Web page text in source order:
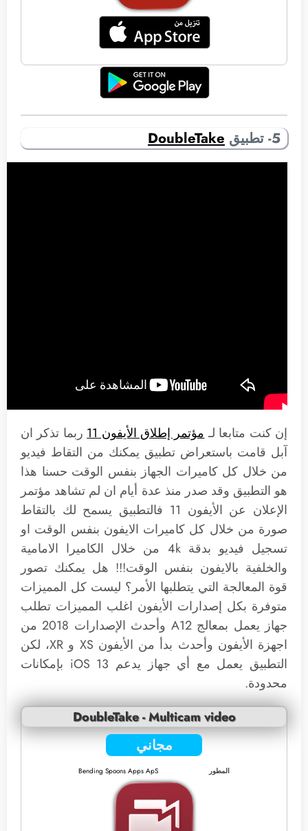
5- تطبيق DoubleTake
إن كنت متابعا لـ مؤتمر إطلاق الأيفون 11
ربما تذكر ان
آبل قامت باستعراض تطبيق يمكنك من التقاط فيديو
من خلال كل كاميرات الجهاز بنفس الوقت حسنا هذا
هو التطبيق وقد صدر منذ عدة أيام ان لم تشاهد مؤتمر
الإعلان عن الأيفون 11 فالتطبيق يسمح لك بالتقاط
صورة من خلال كل كاميرات الايفون بنفس الوقت او
تسجيل فيديو بدقة 4k من خلال الكاميرا الامامية
والخلفية بالايفون بنفس الوقت!!! هل يمكنك تصور
قوة المعالجة التي يتطلبها الأمر؟ ليست كل المميزات
متوفرة بكل إصدارات الأيفون اغلب المميزات تطلب
جهاز يعمل بمعالج A12 وأحدث الإصدارات 2018 من
اجهزة الأيفون وأحدث بدأ من الأيفون XS و XR، لكن
التطبيق يعمل مع أي جهاز يدعم iOS 13 بإمكانات
محدودة.
DoubleTake - Multicam video
مجاني
المطور Bending Spoons Apps ApS